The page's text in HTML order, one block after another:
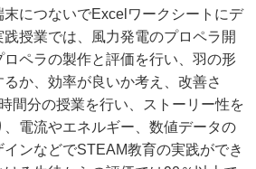
末につないでExcelワークシートにデ
授業では、風力発電のプロペラ開
ペラの製作と評価を行い、羽の形
か、効率が良いか考え、改善さ
間分の授業を行い、ストーリー性を
、電流やエネルギー、数値データの
ンなどでSTEAM教育の実践ができ